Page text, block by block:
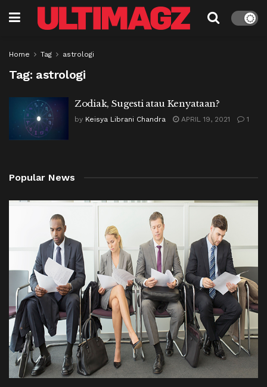
Home Tag astrologi
Tag: astrologi
Zodiak, Sugesti atau Kenyataan?
by Keisya Librani Chandra APRIL 19, 2021 1
Popular News